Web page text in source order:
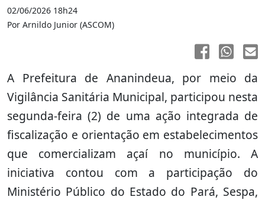
02/06/2026 18h24
Por Arnildo Junior (ASCOM)
A Prefeitura de Ananindeua, por meio da
Vigilância Sanitária Municipal, participou nesta
segunda-feira (2) de uma ação integrada de
fiscalização e orientação em estabelecimentos
que comercializam açaí no município. A
iniciativa contou com a participação do
Ministério Público do Estado do Pará, Sespa,